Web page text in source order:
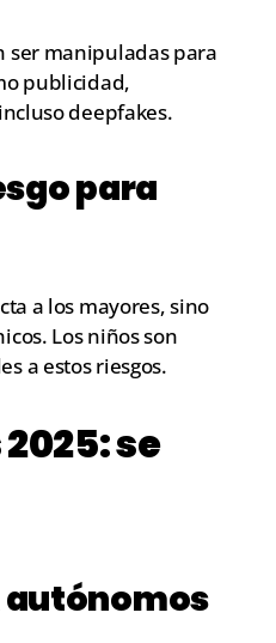
ser manipuladas para
publicidad,
deepfakes.
para
a los mayores, sino
Los niños son
a estos riesgos.
se
autónomos